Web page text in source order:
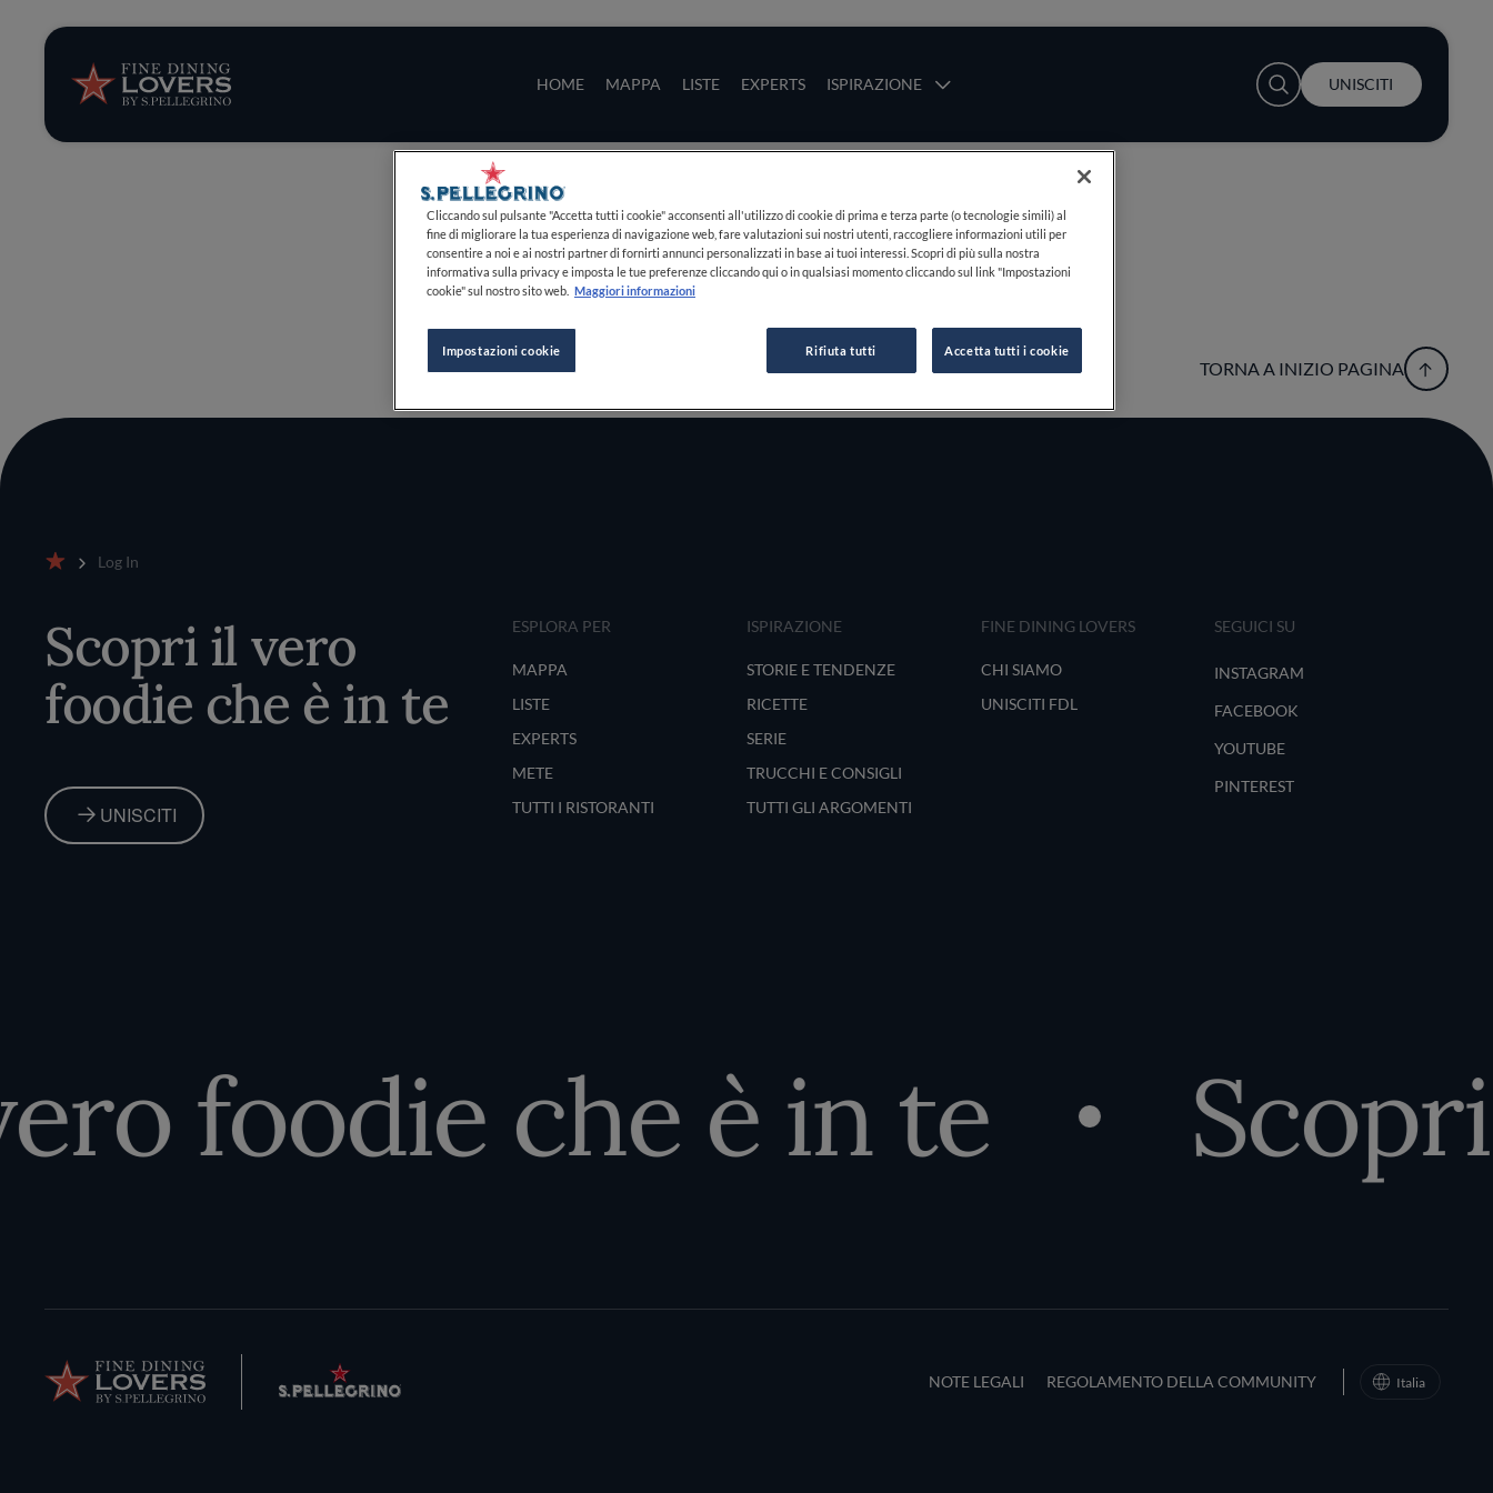
HOME MAPPA LISTE EXPERTS ISPIRAZIONE
Storie e tendenze
Ricette
Trucchi e consigli
User account menu
UNISCITI
TORNA A INIZIO PAGINA
Log In
Scopri il vero
foodie che è in te
UNISCITI
ESPLORA PER
MAPPA
LISTE
EXPERTS
METE
TUTTI I RISTORANTI
ISPIRAZIONE
STORIE E TENDENZE
RICETTE
SERIE
TRUCCHI E CONSIGLI
TUTTI GLI ARGOMENTI
FINE DINING LOVERS
CHI SIAMO
UNISCITI FDL
SEGUICI SU
INSTAGRAM
FACEBOOK
YOUTUBE
PINTEREST
foodie che è in te
Terms and Conditions
NOTE LEGALI REGOLAMENTO DELLA COMMUNITY Italia
Cliccando sul pulsante "Accetta tutti i cookie" acconsenti all'utilizzo di cookie di prima e terza parte (o tecnologie simili) al
fine di migliorare la tua esperienza di navigazione web, fare valutazioni sui nostri utenti, raccogliere informazioni utili per
consentire a noi e ai nostri partner di fornirti annunci personalizzati in base ai tuoi interessi. Scopri di più sulla nostra
informativa sulla privacy e imposta le tue preferenze cliccando qui o in qualsiasi momento cliccando sul link "Impostazioni
cookie" sul nostro sito web. Maggiori informazioni
Impostazioni cookie Rifiuta tutti Accetta tutti i cookie